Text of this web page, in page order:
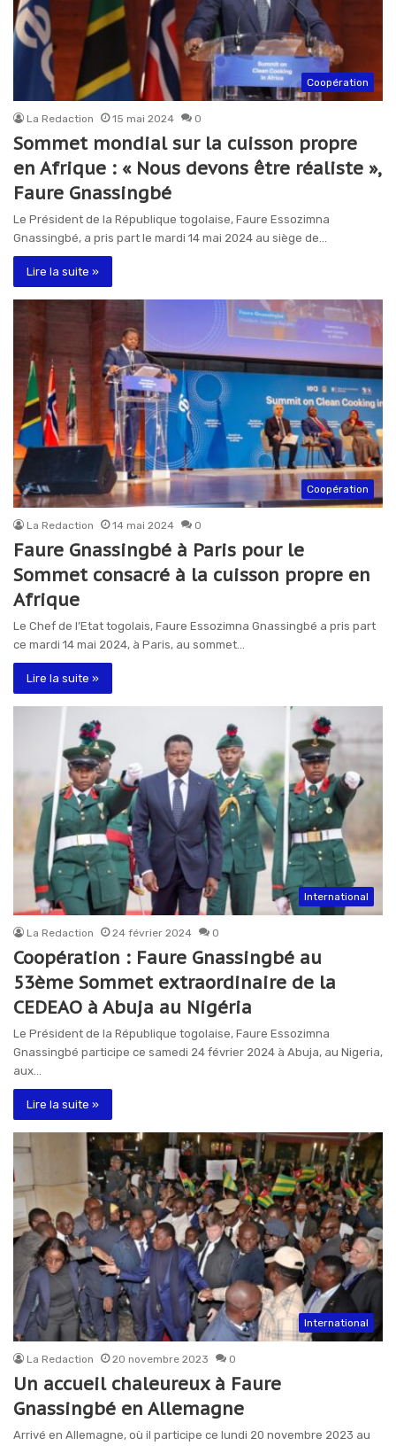
Coopération
La Redaction 15 mai 2024 0
Sommet mondial sur la cuisson propre
en Afrique : « Nous devons être réaliste »,
Faure Gnassingbé
Le Président de la République togolaise, Faure Essozimna
Gnassingbé, a pris part le mardi 14 mai 2024 au siège de…
Lire la suite »
Coopération
La Redaction 14 mai 2024 0
Faure Gnassingbé à Paris pour le
Sommet consacré à la cuisson propre en
Afrique
Le Chef de l’Etat togolais, Faure Essozimna Gnassingbé a pris part
ce mardi 14 mai 2024, à Paris, au sommet…
Lire la suite »
International
La Redaction 24 février 2024 0
Coopération : Faure Gnassingbé au
53ème Sommet extraordinaire de la
CEDEAO à Abuja au Nigéria
Le Président de la République togolaise, Faure Essozimna
Gnassingbé participe ce samedi 24 février 2024 à Abuja, au Nigeria,
aux…
Lire la suite »
International
La Redaction 20 novembre 2023 0
Un accueil chaleureux à Faure
Gnassingbé en Allemagne
Arrivé en Allemagne, où il participe ce lundi 20 novembre 2023 au